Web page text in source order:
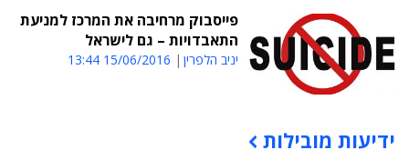
פייסבוק מרחיבה את המרכז למניעת
התאבדויות – גם לישראל
יניב הלפרין 15/06/2016 13:44
תוכן פרסומי
ידיעות מובילות